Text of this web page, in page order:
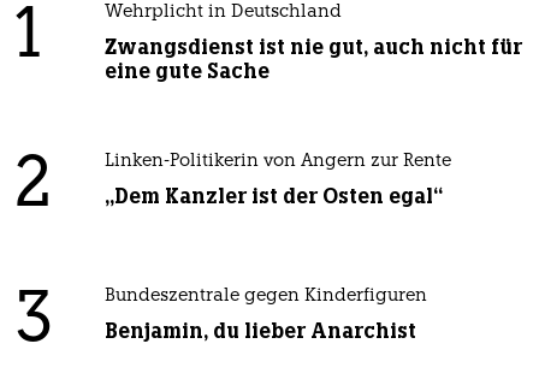
1 Wehrplicht in Deutschland
Zwangsdienst ist nie gut, auch nicht für
eine gute Sache
2 Linken-Politikerin von Angern zur Rente
„Dem Kanzler ist der Osten egal“
3 Bundeszentrale gegen Kinderfiguren
Benjamin, du lieber Anarchist